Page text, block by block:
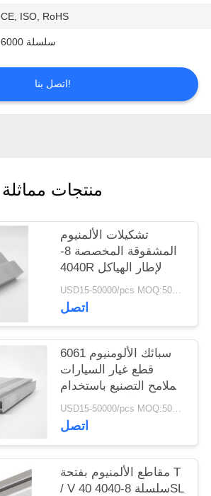
CE, ISO, RoHS
سلسلة 6000
اتصل بنا!
منتجات مماثلة
تشكيلات الألمنيوم
المشقوقة المخصصة 8-
4040R لإطار الهياكل
USD15-50000/pcs MOQ:500 كجم
اتصل
6061 سبائك الألومنيوم
قطع غيار السيارات
الملامح التصنيع باستخدام
الحاسب الآلي عالية الدقة
USD15-50000/pcs MOQ:500 كجم
اتصل
مقاطع الألمنيوم بفتحة T
/ V 40 سلسلة 8-4040SL